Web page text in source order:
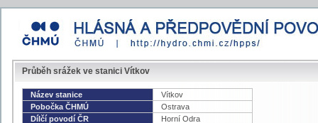
Průběh srážek ve stanici Vítkov
Název stanice
Vítkov
Pobočka ČHMÚ
Ostrava
Dílčí povodí ČR
Horní Odra